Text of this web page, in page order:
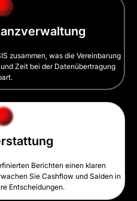
zusammen, was die Vereinbarung
Zeit bei der Datenübertragung
Berichten einen klaren
Sie Cashflow und Salden in
Entscheidungen.